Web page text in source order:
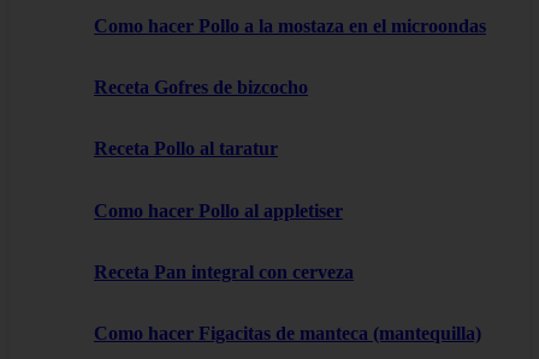
Como hacer Pollo a la mostaza en el microondas
Receta Gofres de bizcocho
Receta Pollo al taratur
Como hacer Pollo al appletiser
Receta Pan integral con cerveza
Como hacer Figacitas de manteca (mantequilla)